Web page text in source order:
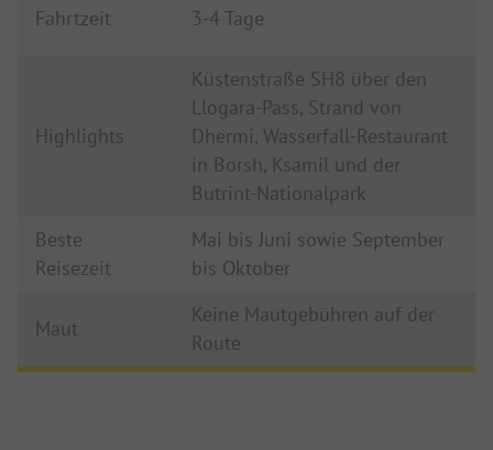
Fahrtzeit 3-4 Tage
Highlights
Küstenstraße SH8 über den
Llogara-Pass, Strand von
Dhërmi, Wasserfall-Restaurant
in Borsh, Ksamil und der
Butrint-Nationalpark
Beste
Reisezeit
Mai bis Juni sowie September
bis Oktober
Maut
Keine Mautgebühren auf der
Route